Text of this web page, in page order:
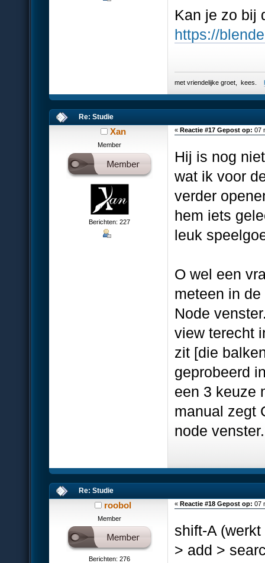
Kan je zo bij
https://
met vriendelijke groet, kees.
Re: Studie
Xan
Member
Berichten: 227
« Reactie #17 Gepost op: 07
Hij is nog
wat ik voor
verder
hem iets
leuk
O wel een
meteen in
Node
view terecht
zit [die
geprobeerd
een 3 keuze
manual zegt
node
Re: Studie
roobol
Member
Berichten: 276
«Reactie #18 Gepost op: 07
shift-A
> add >